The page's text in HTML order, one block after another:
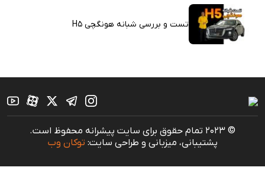
تست و بررسی شبانه هونگچی H5
© 2023 تمام حقوق برای سایت پیشرانه محفوظ است.
پشتیبانی، میزبانی و طراحی سایت: توکان وب